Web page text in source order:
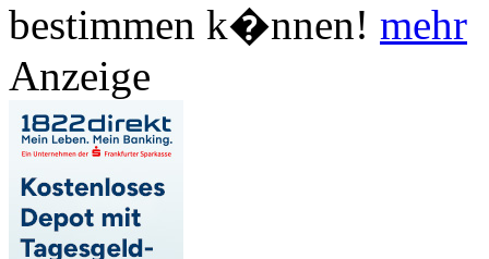
bestimmen k�nnen! mehr
Anzeige